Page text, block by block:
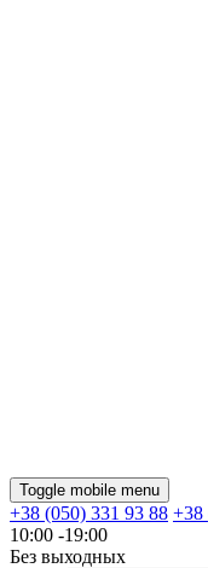
Toggle mobile menu
+38 (050) 331 93 88 +38
10:00 -19:00
Без выходных